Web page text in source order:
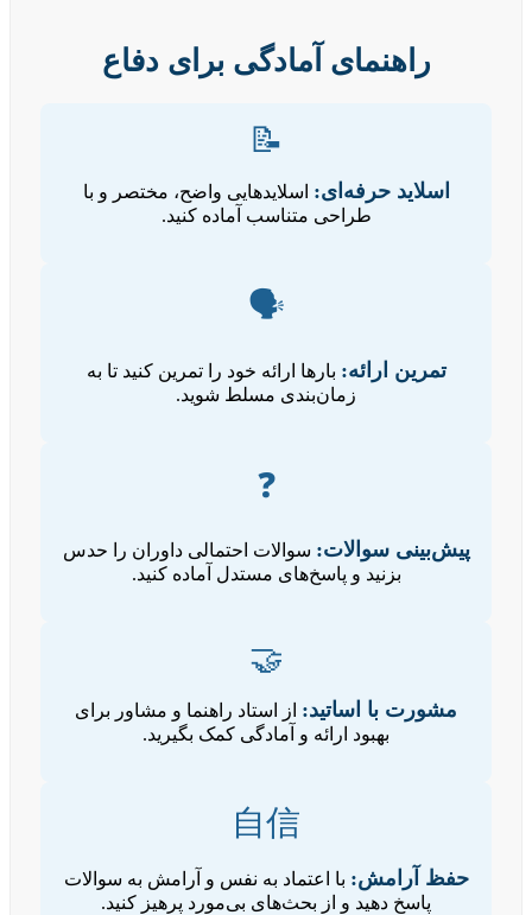
راهنمای آمادگی برای دفاع
📝
اسلاید حرفه‌ای: اسلایدهایی واضح، مختصر و با
طراحی متناسب آماده کنید.
🗣️
تمرین ارائه: بارها ارائه خود را تمرین کنید تا به
زمان‌بندی مسلط شوید.
❓
پیش‌بینی سوالات: سوالات احتمالی داوران را حدس
بزنید و پاسخ‌های مستدل آماده کنید.
🤝
مشورت با اساتید: از استاد راهنما و مشاور برای
بهبود ارائه و آمادگی کمک بگیرید.
自信
حفظ آرامش: با اعتماد به نفس و آرامش به سوالات
پاسخ دهید و از بحث‌های بی‌مورد پرهیز کنید.